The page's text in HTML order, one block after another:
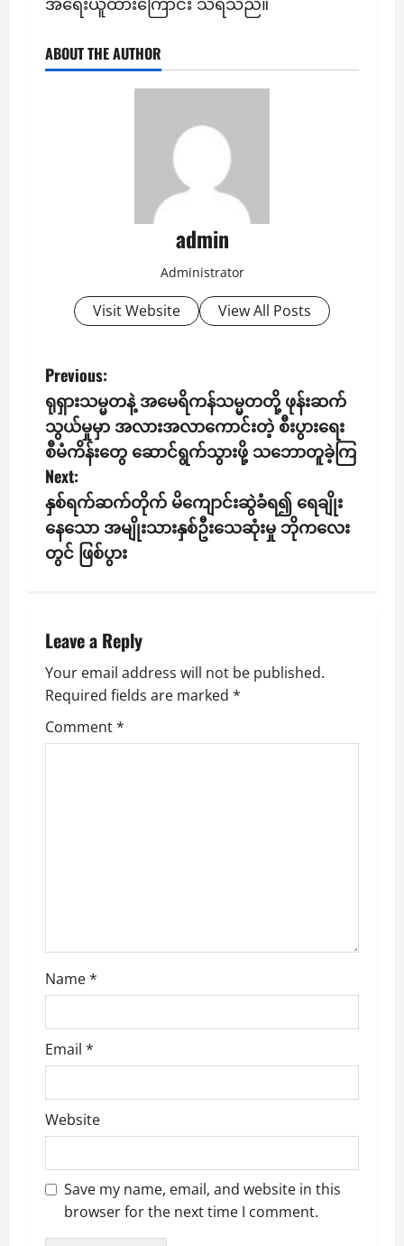
ABOUT THE AUTHOR
admin
Administrator
Visit Website View All Posts
P
o
s
t
n
a
i
g
a
Previous:
ရုရှားသမ္မတနဲ့ အမေရိကန်သမ္မတတို့ ဖုန်းဆက်
သွယ်မှုမှာ အလားအလာကောင်းတဲ့ စီးပွားရေး
စီမံကိန်းတွေ ဆောင်ရွက်သွားဖို့ သဘောတူခဲ့ကြ
Next:
နှစ်ရက်ဆက်တိုက် မိကျောင်းဆွဲခံရ၍ ရေချိုး
နေသော အမျိုးသားနှစ်ဦးသေဆုံးမှု ဘိုကလေး
တွင် ဖြစ်ပွား
Leave a Reply
Your email address will not be published.
Required fields are marked *
Comment*
Name*
Email *
Website
Save my name, email, and website in this
browser for the next time I comment.